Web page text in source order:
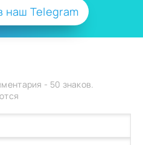
наш Telegram
- 50 знаков.